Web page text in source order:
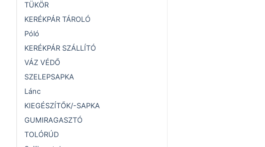
TÜKÖR
KERÉKPÁR TÁROLÓ
Póló
KERÉKPÁR SZÁLLÍTÓ
VÁZ VÉDŐ
SZELEPSAPKA
Lánc
KIEGÉSZÍTŐK/-SAPKA
GUMIRAGASZTÓ
TOLÓRÚD